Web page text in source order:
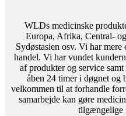
WLDs medicinske
Europa, Afrika, Central-
Sydøstasien osv. Vi har
handel. Vi har vundet
af produkter og service
åben 24 timer i døgnet og
velkommen til at forhandle
samarbejde kan gøre
tilgængelige